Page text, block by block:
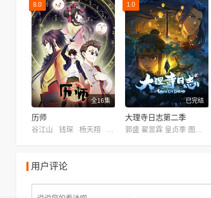
8.0
全16集
历师
1.0
已完结
大理寺日志第二季
用户评论